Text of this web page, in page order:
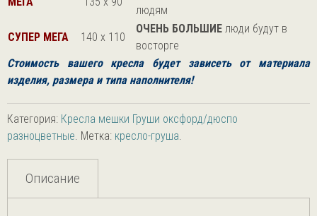
людям
СУПЕР МЕГА
140 х 110
ОЧЕНЬ БОЛЬШИЕ люди будут в
восторге
Стоимость вашего кресла будет зависеть от материала
изделия, размера и типа наполнителя!
Категория: Кресла мешки Груши оксфорд/дюспо
разноцветные. Метка: кресло-груша.
Описание